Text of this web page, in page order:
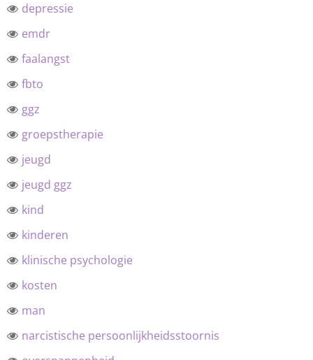
depressie
emdr
faalangst
fbto
ggz
groepstherapie
jeugd
jeugd ggz
kind
kinderen
klinische psychologie
kosten
man
narcistische persoonlijkheidsstoornis